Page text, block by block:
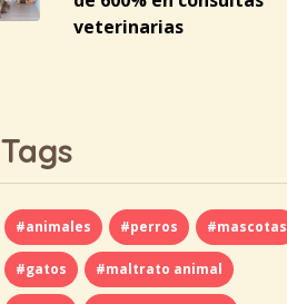
veterinarias
Tags
#animales #perros #mascotas
#gatos #maltrato animal